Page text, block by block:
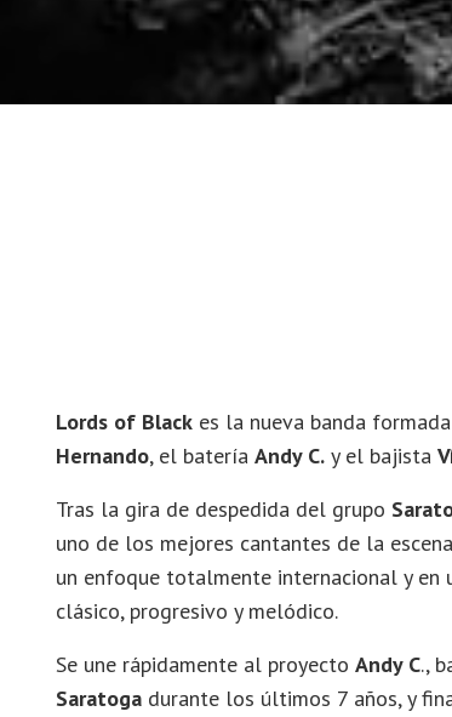
Lords of Black es la nueva banda
Hernando, el batería Andy C. y el bajista
Tras la gira de despedida del grupo
uno de los mejores cantantes de la
un enfoque totalmente internacional y
clásico, progresivo y melódico.
Se une rápidamente al proyecto Andy C.,
Saratoga durante los últimos 7 años, y